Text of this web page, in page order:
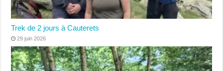
Trek de 2 jours à Cauterets
29 juin 2026